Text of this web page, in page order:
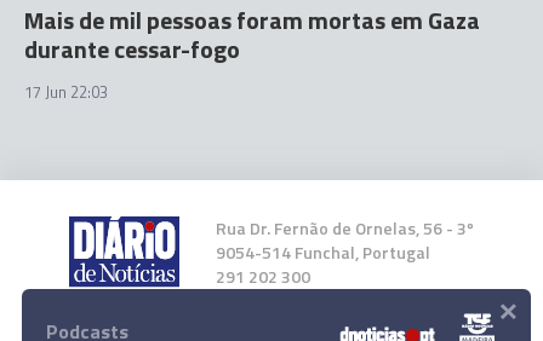
Mais de mil pessoas foram mortas em Gaza
durante cessar-fogo
17 Jun 22:03
Rua Dr. Fernão de Ornelas, 56 - 3º
9054-514 Funchal, Portugal
291 202 300
Instale a nossa App
Podcasts ×